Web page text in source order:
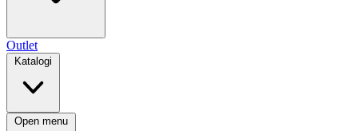
Outlet
Katalogi
Open menu